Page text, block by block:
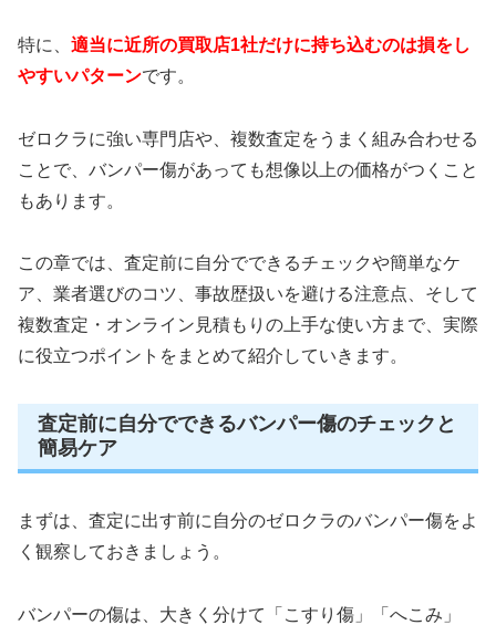
特に、 適当に近所の買取店1社だけに持ち込むのは損をし
やすいパターンです。
ゼロクラに強い専門店や、複数査定をうまく組み合わせる
ことで、バンパー傷があっても想像以上の価格がつくこと
もあります。
この章では、査定前に自分でできるチェックや簡単なケ
ア、業者選びのコツ、事故歴扱いを避ける注意点、そして
複数査定・オンライン見積もりの上手な使い方まで、実際
に役立つポイントをまとめて紹介していきます。
査定前に自分でできるバンパー傷のチェックと
簡易ケア
まずは、査定に出す前に自分のゼロクラのバンパー傷をよ
く観察しておきましょう。
バンパーの傷は、大きく分けて「こすり傷」「へこみ」